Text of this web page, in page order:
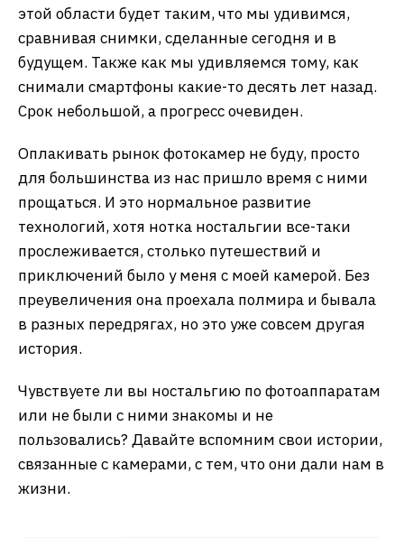
этой области будет таким, что мы удивимся,
сравнивая снимки, сделанные сегодня и в
будущем. Также как мы удивляемся тому, как
снимали смартфоны какие-то десять лет назад.
Срок небольшой, а прогресс очевиден.
Оплакивать рынок фотокамер не буду, просто
для большинства из нас пришло время с ними
прощаться. И это нормальное развитие
технологий, хотя нотка ностальгии все-таки
прослеживается, столько путешествий и
приключений было у меня с моей камерой. Без
преувеличения она проехала полмира и бывала
в разных передрягах, но это уже совсем другая
история.
Чувствуете ли вы ностальгию по фотоаппаратам
или не были с ними знакомы и не
пользовались? Давайте вспомним свои истории,
связанные с камерами, с тем, что они дали нам в
жизни.